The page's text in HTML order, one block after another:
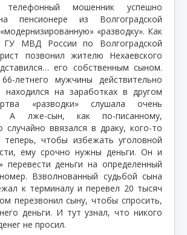
телефонный мошенник успешно
пенсионере из Волгоградской
«разводку». Как
ГУ МВД России по Волгоградской
позвонил жителю Нехаевского
его собственным сыном.
летнего мужчины действительно
находился на заработках в другом
«разводки» слушала очень
А лже-сын, как по-писанному,
случайно ввязался в драку, кого-то
чтобы избежать уголовной
ему срочно нужны деньги. Он и
перевести деньги на определенный
Взволнованный судьбой сына
к терминалу и перевел 20 тысяч
перезвонил сыну, чтобы спросить,
деньги. И тут узнал, что никого
не просил.